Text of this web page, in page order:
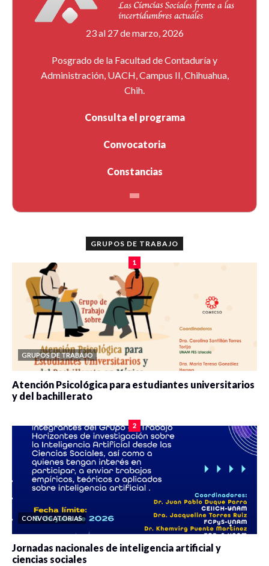
23 al 27 de marzo, 2026
Posgrado de la Facultad de Contaduría y
Administración, UACH, Campus II, Chihuahua,
Chih.
Consulta el programa
Convocatoria
Constancias
GRUPOS DE TRABAJO
1
GRUPOS DE TRABAJO
Atención Psicológica para estudiantes universitarios
y del bachillerato
2
CONVOCATORIAS
Jornadas nacionales de inteligencia artificial y
ciencias sociales